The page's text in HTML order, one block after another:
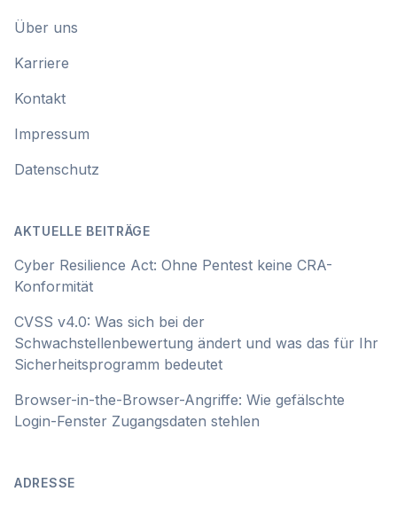
Über uns
Karriere
Kontakt
Impressum
Datenschutz
AKTUELLE BEITRÄGE
Cyber Resilience Act: Ohne Pentest keine CRA-
Konformität
CVSS v4.0: Was sich bei der
Schwachstellenbewertung ändert und was das für Ihr
Sicherheitsprogramm bedeutet
Browser-in-the-Browser-Angriffe: Wie gefälschte
Login-Fenster Zugangsdaten stehlen
ADRESSE